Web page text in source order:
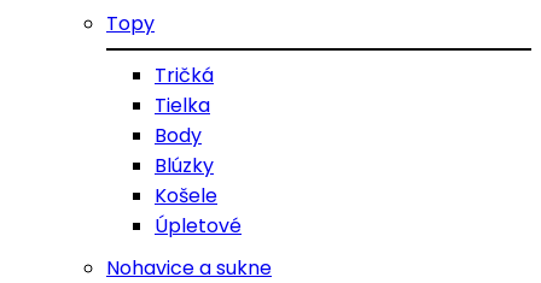
Topy
Tričká
Tielka
Body
Blúzky
Košele
Úpletové
Nohavice a sukne